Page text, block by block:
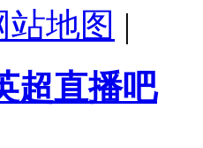
站地图 |
超直播吧